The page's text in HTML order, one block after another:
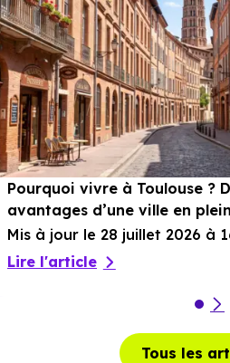
Pourquoi vivre à Toulouse ?
avantages d’une ville en
Mis à jour le 28 juillet 2026 à
Lire l'article
Tous les